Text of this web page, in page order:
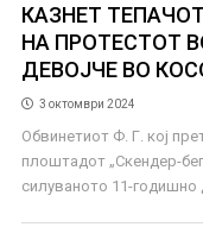
КАЗНЕТ
НА ПРОТЕСТОТ
ДЕВОЈЧЕ ВО
3 октомври 2024
Обвинетиот Ф. Г. кој
плоштадот „Скендер-
силуваното 11-годишно